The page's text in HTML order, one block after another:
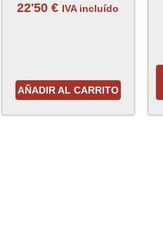
22'50€ IVA incluído
AÑADIR AL CARRITO